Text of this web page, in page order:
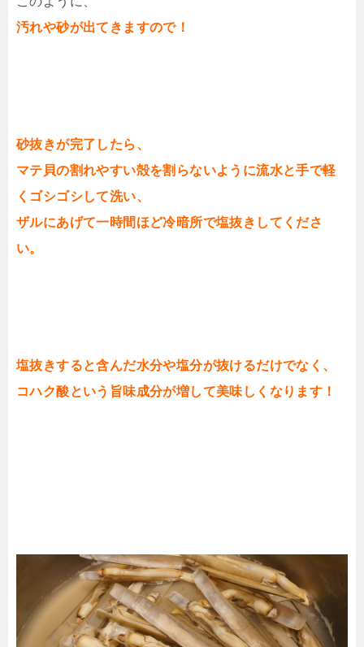
汚れや砂が出てきますので！
砂抜きが完了したら、
マテ貝の割れやすい殻を割らないように流水と手で軽
くゴシゴシして洗い、
ザルにあげて一時間ほど冷暗所で塩抜きしてくださ
い。
塩抜きすると含んだ水分や塩分が抜けるだけでなく、
コハク酸という旨味成分が増して美味しくなります！